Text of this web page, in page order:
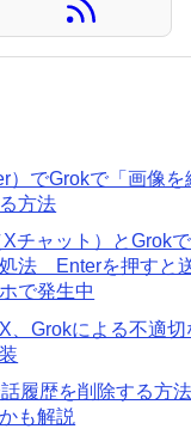
）でGrokで「画像
方法
チャット）とGrok
法 Enterを押すと
で発生中
X、Grokによる不適
履歴を削除する方
も解説